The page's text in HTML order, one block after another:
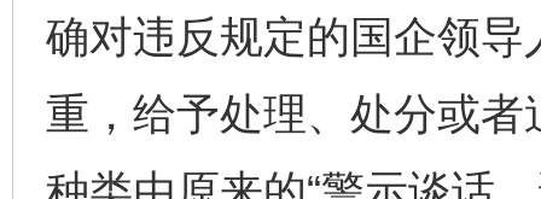
确对违反规定的国企领
重，给予处理、处分或